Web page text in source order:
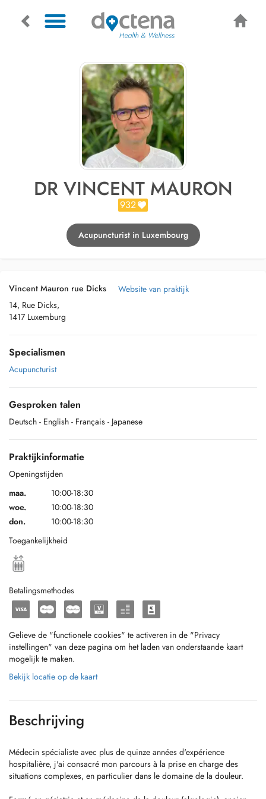
DR VINCENT MAURON
932
Acupuncturist in Luxembourg
Vincent Mauron rue Dicks
14, Rue Dicks,
1417 Luxemburg
Website van praktijk
Specialismen
Acupuncturist
Gesproken talen
Deutsch - English - Français - Japanese
Praktijkinformatie
Openingstijden
maa.
10:00-18:30
woe.
10:00-18:30
don.
10:00-18:30
Toegankelijkheid
Betalingsmethodes
Gelieve de "functionele cookies" te activeren in de "Privacy
instellingen" van deze pagina om het laden van onderstaande kaart
mogelijk te maken.
Bekijk locatie op de kaart
Beschrijving
Médecin spécialiste avec plus de quinze années d'expérience
hospitalière, j'ai consacré mon parcours à la prise en charge des
situations complexes, en particulier dans le domaine de la douleur.